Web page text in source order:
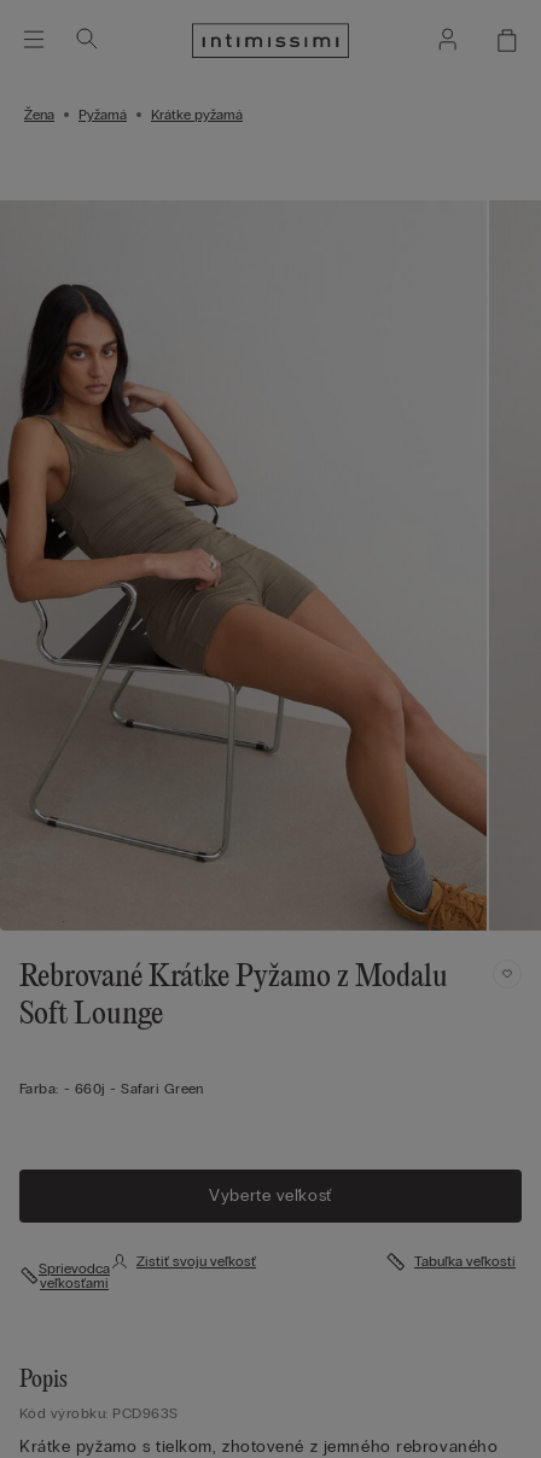
Žena Pyžamá Krátke pyžamá
Rebrované Krátke Pyžamo z Modalu
Soft Lounge
Farba: - 660j - Safari Green
Vyberte veľkosť
Sprievodca
veľkosťami
Zistiť svoju veľkosť Tabuľka veľkostí
Popis
Kód výrobku: PCD963S
Krátke pyžamo s tielkom, zhotovené z jemného rebrovaného